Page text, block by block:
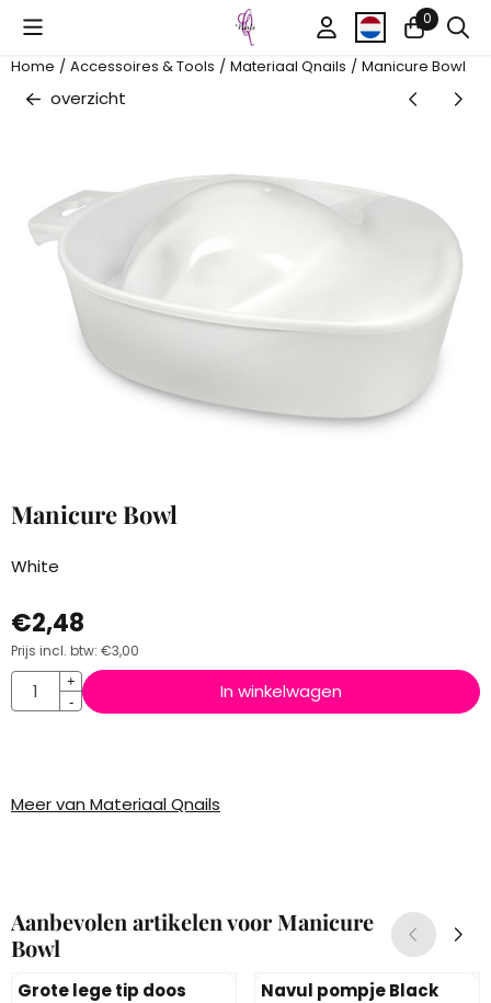
Cookievoorkeuren zijn beschikbaar. Kies instellingen of sta
0
Home / Accessoires & Tools / Materiaal Qnails / Manicure Bowl
overzicht
Manicure Bowl
White
€2,48
Prijs incl. btw: €3,00
Aantal
+
-
In winkelwagen
Meer van Materiaal Qnails
Aanbevolen artikelen voorManicure
Bowl
Grote lege tip doos Navul pompje Black